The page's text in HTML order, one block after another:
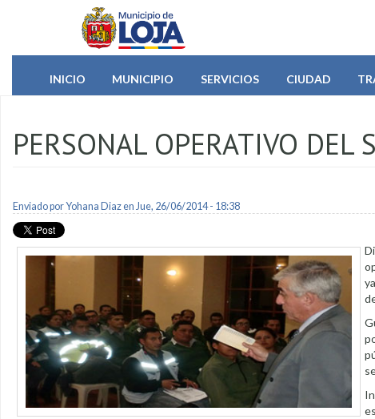
Pasar al contenido principal
INICIO
MUNICIPIO SERVICIOS CIUDAD
PERSONAL OPERATIVO DEL
Enviado porYohana Diazen Jue, 26/06/2014 - 18:38